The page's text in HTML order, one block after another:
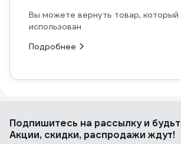
Вы можете вернуть товар, который
использован
Подробнее
Подпишитесь на рассылкуи
Акции, скидки, распродажи ждут!